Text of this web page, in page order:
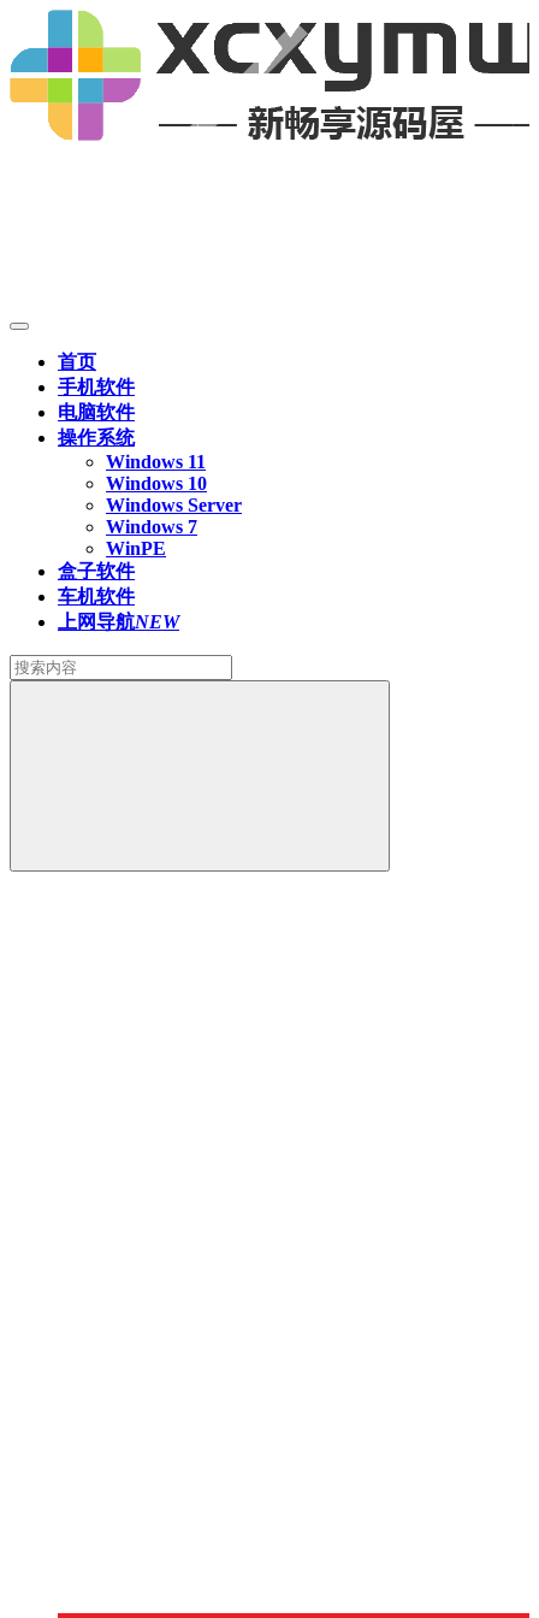
首页
手机软件
电脑软件
操作系统
Windows 11
Windows 10
Windows Server
Windows 7
WinPE
盒子软件
车机软件
上网导航NEW